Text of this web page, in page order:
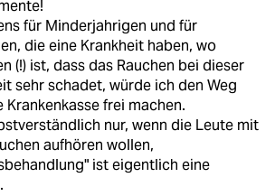
für Minderjahrigen und für
die eine Krankheit haben, wo
(!) ist, dass das Rauchen bei dieser
sehr schadet, würde ich den Weg
Krankenkasse frei machen.
nur, wenn die Leute mit
aufhören wollen,
ist eigentlich eine